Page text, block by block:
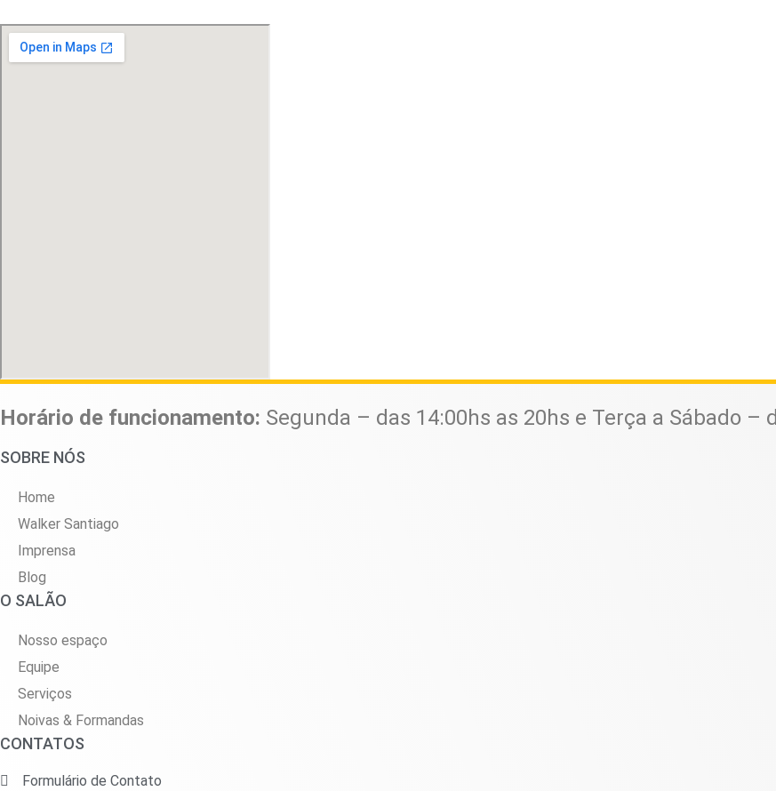
Horário de funcionamento: Segunda – das 14:00hs as 20hs e Terça a Sábado –
SOBRE NÓS
Home
Walker Santiago
Imprensa
Blog
O SALÃO
Nosso espaço
Equipe
Serviços
Noivas & Formandas
CONTATOS
Formulário de Contato